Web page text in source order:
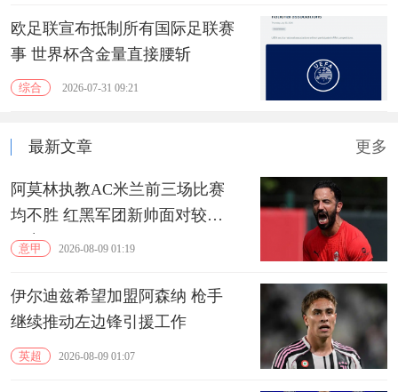
欧足联宣布抵制所有国际足联赛
事 世界杯含金量直接腰斩
综合 2026-07-31 09:21
最新文章 更多
阿莫林执教AC米兰前三场比赛
均不胜 红黑军团新帅面对较大
压力
意甲 2026-08-09 01:19
伊尔迪兹希望加盟阿森纳 枪手
继续推动左边锋引援工作
英超 2026-08-09 01:07